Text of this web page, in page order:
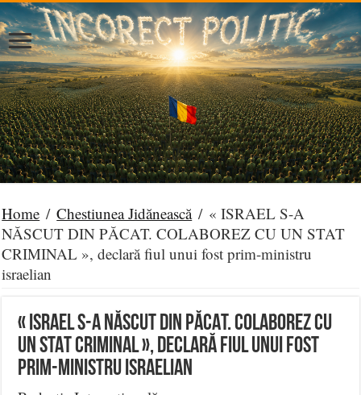
Home / Chestiunea Jidănească / « ISRAEL S-A
NĂSCUT DIN PĂCAT. COLABOREZ CU UN STAT
CRIMINAL », declară fiul unui fost prim-ministru
israelian
« ISRAEL S-A NĂSCUT DIN PĂCAT. COLABOREZ CU
UN STAT CRIMINAL », declară fiul unui fost
prim-ministru israelian